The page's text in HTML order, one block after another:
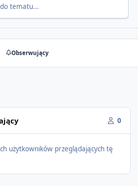
tematu...
Obserwujący
0
użytkowników przeglądających tę